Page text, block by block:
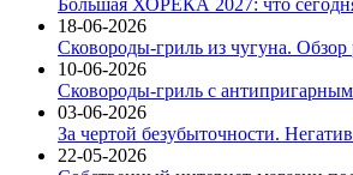
Большая ХОРЕКА 2027: что
18-06-2026
Сковороды-гриль из чугуна.
10-06-2026
Сковороды-гриль с
03-06-2026
За чертой безубыточности.
22-05-2026